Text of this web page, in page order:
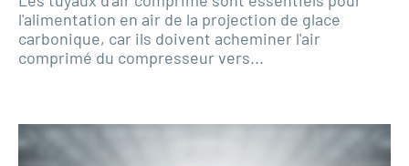
l'alimentation en air de la projection de glace
carbonique, car ils doivent acheminer l'air
comprimé du compresseur vers...